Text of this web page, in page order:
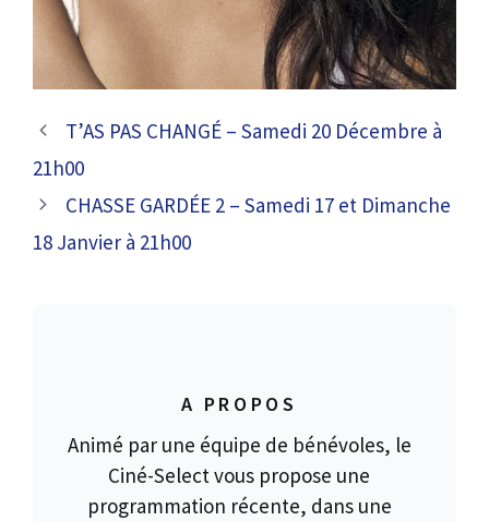
T’AS PAS CHANGÉ – Samedi 20 Décembre à
21h00
CHASSE GARDÉE 2 – Samedi 17 et Dimanche
18 Janvier à 21h00
A PROPOS
Animé par une équipe de bénévoles, le
Ciné-Select vous propose une
programmation récente, dans une